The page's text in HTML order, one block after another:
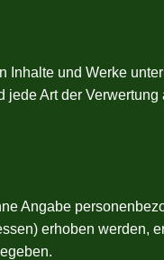
Inhalte und Werke
Art der
Angabe
erhoben werden,